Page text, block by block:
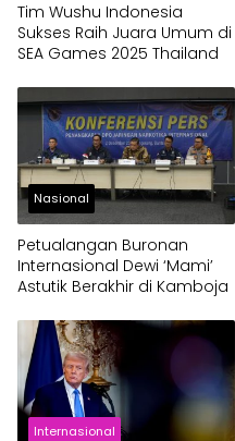
Tim Wushu Indonesia
Sukses Raih Juara Umum di
SEA Games 2025 Thailand
Nasional
Petualangan Buronan
Internasional Dewi ‘Mami’
Astutik Berakhir di Kamboja
Internasional